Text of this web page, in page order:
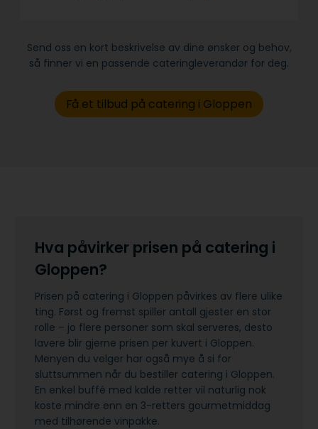
Send oss en kort beskrivelse av dine ønsker og behov,
så finner vi en passende cateringleverandør for deg.
Få et tilbud på catering i Gloppen
Hva påvirker prisen på catering i
Gloppen?
Prisen på catering i Gloppen påvirkes av flere ulike
ting. Først og fremst spiller antall gjester en stor
rolle – jo flere personer som skal serveres, desto
lavere blir gjerne prisen per kuvert i Gloppen.
Menyen du velger har også mye å si for
sluttsummen når du bestiller catering i Gloppen.
En enkel buffé med kalde retter vil naturlig nok
koste mindre enn en 3-retters gourmetmiddag
med tilhørende vinpakke.